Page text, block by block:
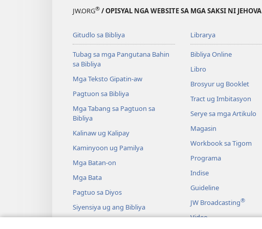
JW.ORG® / OPISYAL NGA WEBSITE SA MGA SAKSI NI JEHOVA
Gitudlo sa Bibliya
Tubag sa mga Pangutana Bahin
sa Bibliya
Mga Teksto Gipatin-aw
Pagtuon sa Bibliya
Mga Tabang sa Pagtuon sa
Bibliya
Kalinaw ug Kalipay
Kaminyoon ug Pamilya
Mga Batan-on
Mga Bata
Pagtuo sa Diyos
Siyensiya ug ang Bibliya
Librarya
Bibliya Online
Libro
Brosyur ug Booklet
Tract ug Imbitasyon
Serye sa mga Artikulo
Magasin
Workbook sa Tigom
Programa
Indise
Guideline
JW Broadcasting®
Video